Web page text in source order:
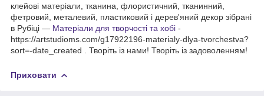
клейові матеріали, тканина, флористичний, тканинний,
фетровий, металевий, пластиковий і дерев'яний декор зібрані
в Рубіці — Матеріали для творчості та хобі -
https://artstudioms.com/g17922196-materialy-dlya-tvorchestva?
sort=-date_created . Творіть із нами! Творіть із задоволенням!
Приховати